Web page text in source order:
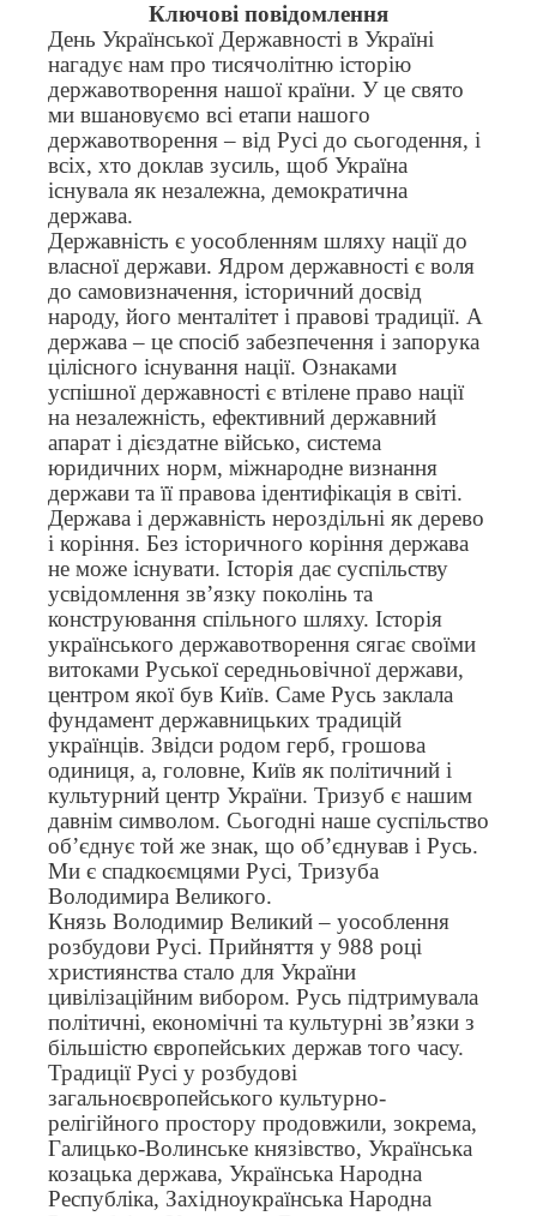
Ключові повідомлення
День Української Державності в Україні
нагадує нам про тисячолітню історію
державотворення нашої країни. У це свято
ми вшановуємо всі етапи нашого
державотворення – від Русі до сьогодення, і
всіх, хто доклав зусиль, щоб Україна
існувала як незалежна, демократична
держава.
Державність є уособленням шляху нації до
власної держави. Ядром державності є воля
до самовизначення, історичний досвід
народу, його менталітет і правові традиції. А
держава – це спосіб забезпечення і запорука
цілісного існування нації. Ознаками
успішної державності є втілене право нації
на незалежність, ефективний державний
апарат і дієздатне військо, система
юридичних норм, міжнародне визнання
держави та її правова ідентифікація в світі.
Держава і державність нероздільні як дерево
і коріння. Без історичного коріння держава
не може існувати. Історія дає суспільству
усвідомлення зв’язку поколінь та
конструювання спільного шляху. Історія
українського державотворення сягає своїми
витоками Руської середньовічної держави,
центром якої був Київ. Саме Русь заклала
фундамент державницьких традицій
українців. Звідси родом герб, грошова
одиниця, а, головне, Київ як політичний і
культурний центр України. Тризуб є нашим
давнім символом. Сьогодні наше суспільство
об’єднує той же знак, що об’єднував і Русь.
Ми є спадкоємцями Русі, Тризуба
Володимира Великого.
Князь Володимир Великий – уособлення
розбудови Русі. Прийняття у 988 році
християнства стало для України
цивілізаційним вибором. Русь підтримувала
політичні, економічні та культурні зв’язки з
більшістю європейських держав того часу.
Традиції Русі у розбудові
загальноєвропейського культурно-
релігійного простору продовжили, зокрема,
Галицько-Волинське князівство, Українська
козацька держава, Українська Народна
Республіка, Західноукраїнська Народна